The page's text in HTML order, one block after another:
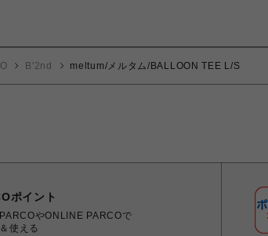
B'2nd meltum/メルタム/BALLOON TEE L/S
ポイント
やONLINE PARCOで
使える